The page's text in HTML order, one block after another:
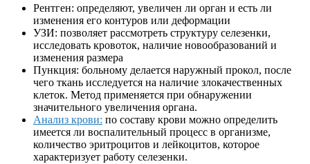
Рентген: определяют, увеличен ли орган и есть ли
изменения его контуров или деформации
УЗИ: позволяет рассмотреть структуру селезенки,
исследовать кровоток, наличие новообразований и
изменения размера
Пункция: больному делается наружный прокол, после
чего ткань исследуется на наличие злокачественных
клеток. Метод применяется при обнаружении
значительного увеличения органа.
Анализ крови: по составу крови можно определить
имеется ли воспалительный процесс в организме,
количество эритроцитов и лейкоцитов, которое
характеризует работу селезенки.